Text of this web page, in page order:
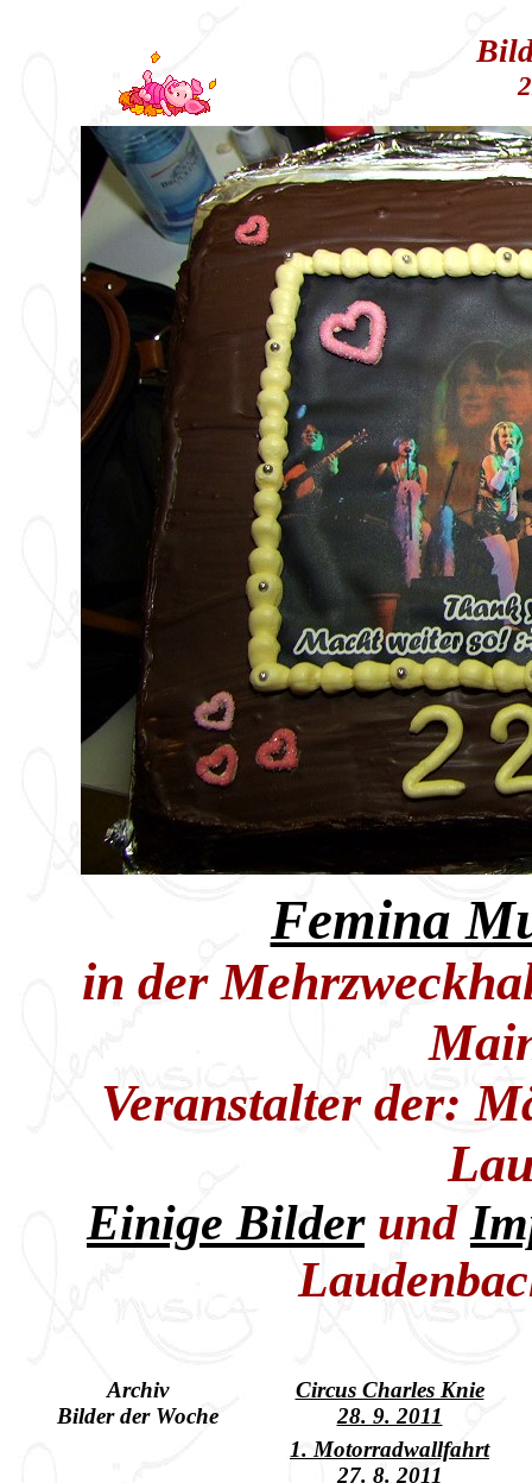
Femina
in der
Veranstalter der:
Einige Bilderund
Archiv
Bilder der Woche
Circus Charles Knie
28. 9. 2011
1. Motorradwallfahrt
27. 8. 2011